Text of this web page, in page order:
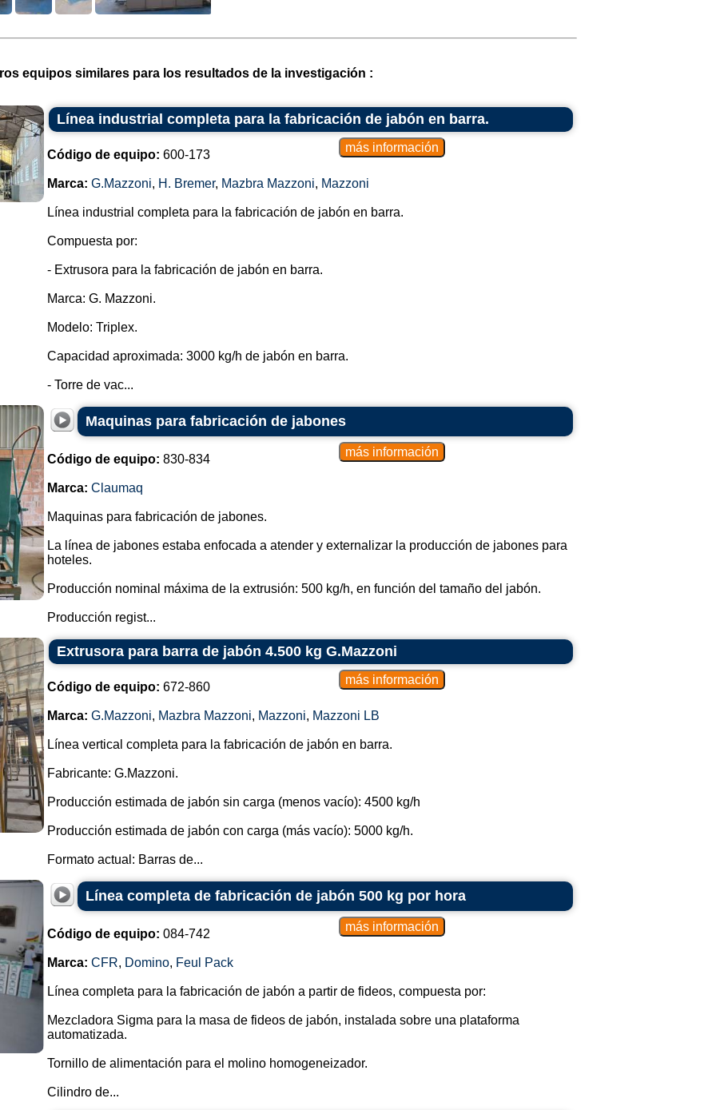
equipos similares para los resultados de la investigación :
Línea industrial completa para la fabricación de jabón en barra.
Código de equipo: 600-173
Marca: G.Mazzoni, H. Bremer, Mazbra Mazzoni, Mazzoni
Línea industrial completa para la fabricación de jabón en barra.
Compuesta por:
- Extrusora para la fabricación de jabón en barra.
Marca: G. Mazzoni.
Modelo: Triplex.
Capacidad aproximada: 3000 kg/h de jabón en barra.
- Torre de vac...
Maquinas para fabricación de jabones
Código de equipo: 830-834
Marca: Claumaq
Maquinas para fabricación de jabones.
La línea de jabones estaba enfocada a atender y externalizar la producción de jabones para
hoteles.
Producción nominal máxima de la extrusión: 500 kg/h, en función del tamaño del jabón.
Producción regist...
Extrusora para barra de jabón 4.500 kg G.Mazzoni
Código de equipo: 672-860
Marca: G.Mazzoni, Mazbra Mazzoni, Mazzoni, Mazzoni LB
Línea vertical completa para la fabricación de jabón en barra.
Fabricante: G.Mazzoni.
Producción estimada de jabón sin carga (menos vacío): 4500 kg/h
Producción estimada de jabón con carga (más vacío): 5000 kg/h.
Formato actual: Barras de...
Línea completa de fabricación de jabón 500 kg por hora
Código de equipo: 084-742
Marca: CFR, Domino, Feul Pack
Línea completa para la fabricación de jabón a partir de fideos, compuesta por:
Mezcladora Sigma para la masa de fideos de jabón, instalada sobre una plataforma
automatizada.
Tornillo de alimentación para el molino homogeneizador.
Cilindro de...